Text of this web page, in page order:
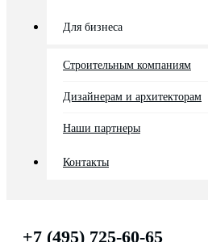
Для бизнеса
Строительным компаниям
Дизайнерам и архитекторам
Наши партнеры
Контакты
+7 (495) 725-60-65